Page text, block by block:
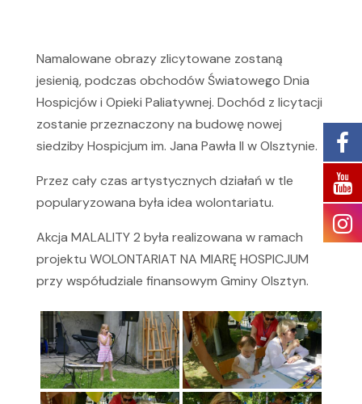
Namalowane obrazy zlicytowane zostaną
jesienią, podczas obchodów Światowego Dnia
Hospicjów i Opieki Paliatywnej. Dochód z licytacji
zostanie przeznaczony na budowę nowej
siedziby Hospicjum im. Jana Pawła II w Olsztynie.
Przez cały czas artystycznych działań w tle
popularyzowana była idea wolontariatu.
Akcja MALALITY 2 była realizowana w ramach
projektu WOLONTARIAT NA MIARĘ HOSPICJUM
przy współudziale finansowym Gminy Olsztyn.